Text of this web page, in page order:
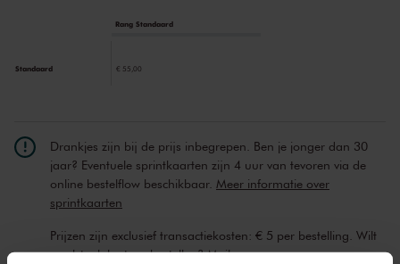
Rang Standaard
Standaard € 55,00
Drankjes zijn bij de prijs inbegrepen. Ben je jonger dan 30
jaar? Eventuele sprintkaarten zijn 4 uur van tevoren via de
online bestelflow beschikbaar. Meer informatie over
sprintkaarten
Prijzen zijn exclusief transactiekosten: € 5 per bestelling. Wilt
u rolstoelplaatsen bestellen? Mail naar